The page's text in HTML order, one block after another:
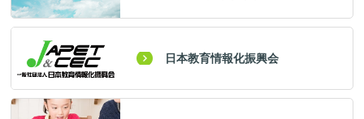
日本教育情報化振興会